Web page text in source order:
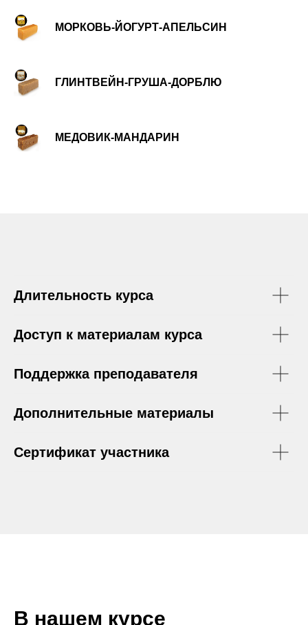
МОРКОВЬ-ЙОГУРТ-АПЕЛЬСИН
ГЛИНТВЕЙН-ГРУША-ДОРБЛЮ
МЕДОВИК-МАНДАРИН
Длительность курса
Доступ к материалам курса
Поддержка преподавателя
Дополнительные материалы
Сертификат участника
В нашем курсе